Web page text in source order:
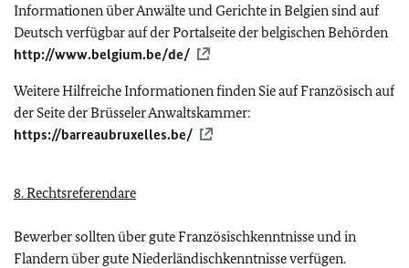
Informationen über Anwälte und Gerichte in Belgien sind auf
Deutsch verfügbar auf der Portalseite der belgischen Behörden
http://www.belgium.be/de/
Weitere Hilfreiche Informationen finden Sie auf Französisch auf
der Seite der Brüsseler Anwaltskammer:
https://barreaubruxelles.be/
8. Rechtsreferendare
Bewerber sollten über gute Französischkenntnisse und in
Flandern über gute Niederländischkenntnisse verfügen.